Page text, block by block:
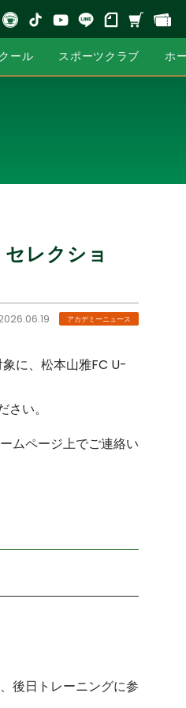
ール スポーツクラブ ホ
レクショ
アカデミーニュース
に、松本山雅FC U-
い。
ムページ上でご連絡い
後日トレーニングに参